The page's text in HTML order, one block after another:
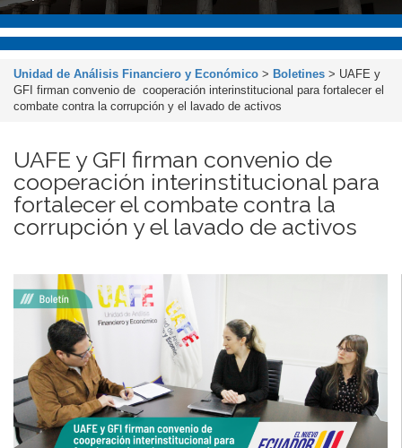
Unidad de Análisis Financiero y Económico > Boletines > UAFE y
GFI firman convenio de cooperación interinstitucional para fortalecer el
combate contra la corrupción y el lavado de activos
UAFE y GFI firman convenio de
cooperación interinstitucional para
fortalecer el combate contra la
corrupción y el lavado de activos